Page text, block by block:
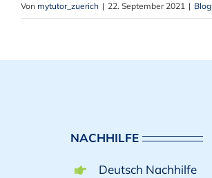
Von mytutor_zuerich | 22. September 2021 | Blog
NACHHILFE
Deutsch Nachhilfe